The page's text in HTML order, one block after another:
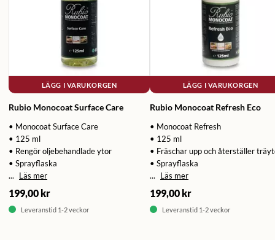
LÄGG I VARUKORGEN
Rubio Monocoat Surface Care
• Monocoat Surface Care
• 125 ml
• Rengör oljebehandlade ytor
• Sprayflaska
...
Läs mer
199,00 kr
Leveranstid 1-2 veckor
LÄGG I VARUKORGEN
Rubio Monocoat Refresh Eco
• Monocoat Refresh
• 125 ml
• Fräschar upp och återställer
• Sprayflaska
...
Läs mer
199,00 kr
Leveranstid 1-2 veckor